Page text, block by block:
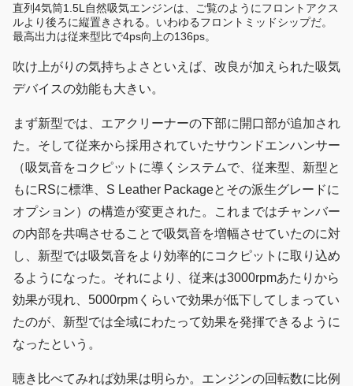
直列4気筒1.5L自然吸気エンジンは、ご覧のようにフロントアクス
ルより後ろに縦置きされる。いわゆるフロントミッドシップだ。
最高出力は従来型比で4ps向上の136ps。
吹け上がりの気持ちよさといえば、改良が加えられた吸気
デバイスの効能も大きい。
まず新型では、エアクリーナーの下部に開口部が追加され
た。そして従来から採用されていたサウンドエンハンサー
（吸気音をコクピットに導くシステムで、従来型、新型と
もにRSに標準、S Leather Packageとその派生グレードに
オプション）の構造が変更された。これまではチャンバー
の内部を共鳴させることで吸気音を増幅させていたのに対
し、新型では吸気音をより効率的にコクピットに取り込め
るようになった。それにより、従来は3000rpmあたりから
効果が現れ、5000rpmくらいで効果が低下してしまってい
たのが、新型では全域にわたって効果を発揮できるように
なったという。
聴き比べてみれば効果は明らか。エンジンの回転数に比例